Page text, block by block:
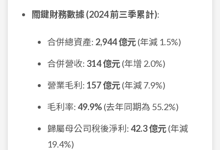
關鍵財務數據 (2024 前三季累計):
合併總資產: 2,944 億元(年減 1.5%)
合併營收: 314 億元(年增 2.0%)
營業毛利: 157 億元(年減 7.9%)
毛利率:49.9%(去年同期為 55.2%)
歸屬母公司稅後淨利:42.3 億元(年減
19.4%)